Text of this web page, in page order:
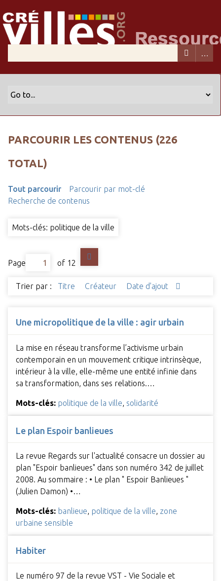
PARCOURIR LES CONTENUS (226
TOTAL)
Tout parcourir
Parcourir par mot-clé
Recherche de contenus
Mots-clés: politique de la ville
Page of 12
Trier par : Titre Créateur Date d'ajout
Une micropolitique de la ville : agir urbain
La mise en réseau transforme l’activisme urbain
contemporain en un mouvement critique intrinsèque,
intérieur à la ville, elle-même une entité infinie dans
sa transformation, dans ses relations.…
Mots-clés: politique de la ville solidarité
Le plan Espoir banlieues
La revue Regards sur l'actualité consacre un dossier au
plan "Espoir banlieues" dans son numéro 342 de juillet
2008. Au sommaire : • Le plan " Espoir Banlieues "
(Julien Damon) •…
Mots-clés: banlieue, politique de la ville, zone
urbaine sensible
Habiter
Le numéro 97 de la revue VST - Vie Sociale et